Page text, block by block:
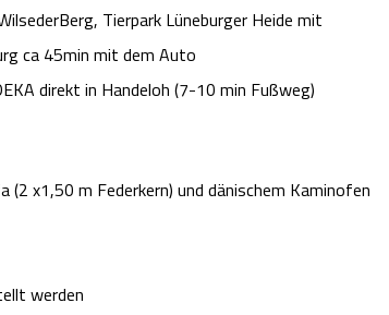
Tierpark Lüneburger Heide mit
ca 45min mit dem Auto
direkt in Handeloh (7-10 min Fußweg)
x1,50 m Federkern) und dänischem Kaminofen
werden